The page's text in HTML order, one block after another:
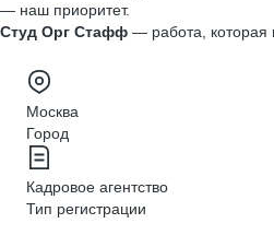
— наш приоритет.
Студ Орг Стафф — работа, которая
Москва
Город
Кадровое агентство
Тип регистрации